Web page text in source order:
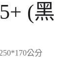
(黑
公分